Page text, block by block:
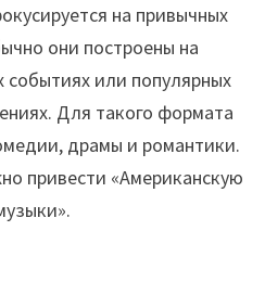
на привычных
они построены на
событиях или популярных
Для такого формата
драмы и романтики.
привести «Американскую